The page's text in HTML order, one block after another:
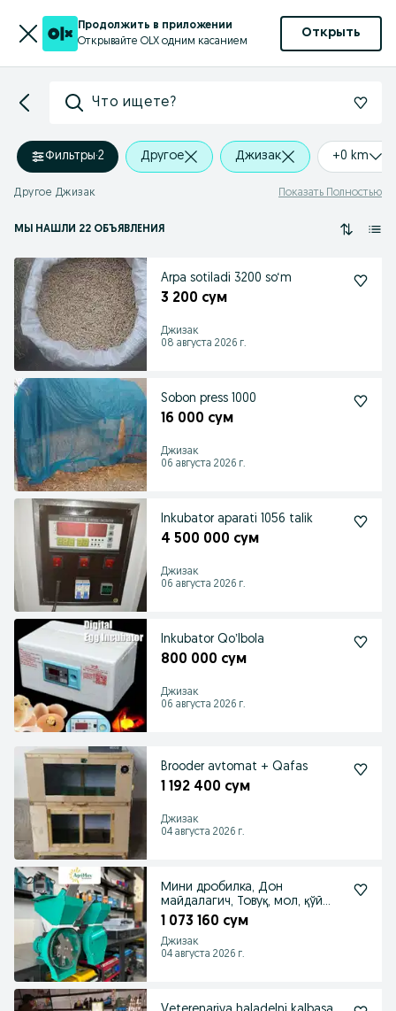
Продолжить в приложении
Открывайте OLX одним касанием
Открыть
Что ищете?
Фильтры·2 Другое Джизак +0 km
Другое Джизак Показать Полностью
МЫ НАШЛИ 22 ОБЪЯВЛЕНИЯ
Arpa sotiladi 3200 so‘m
3 200 сум
Джизак
08 августа 2026 г.
Sobon press 1000
16 000 сум
Джизак
06 августа 2026 г.
Inkubator aparati 1056 talik
4 500 000 сум
Джизак
06 августа 2026 г.
Inkubator Qoʼlbola
800 000 сум
Джизак
06 августа 2026 г.
Brooder avtomat + Qafas
1 192 400 сум
Джизак
04 августа 2026 г.
Мини дробилка, Дон
майдалагич, Товуқ, мол, қўй
емлари учун
1 073 160 сум
Джизак
04 августа 2026 г.